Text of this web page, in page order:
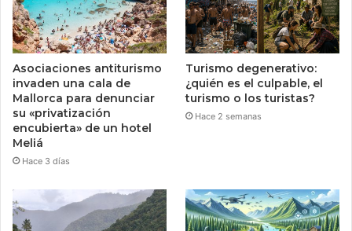
Asociaciones antiturismo
invaden una cala de
Mallorca para denunciar
su «privatización
encubierta» de un hotel
Meliá
Hace 3 días
Turismo degenerativo:
¿quién es el culpable, el
turismo o los turistas?
Hace 2 semanas